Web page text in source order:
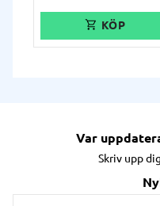
är IP68-klassad och falltålig
från 2,4 meter mot betong.
Terminalen kommer
Var
Skriv upp